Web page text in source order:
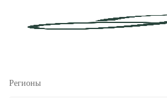
Регионы